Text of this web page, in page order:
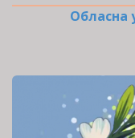
Обласна